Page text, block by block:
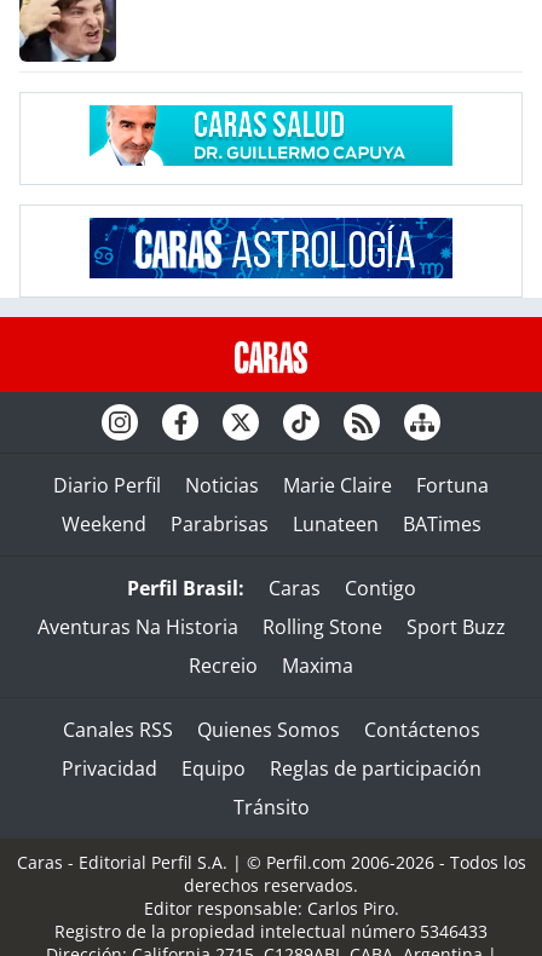
Diario Perfil Noticias Marie Claire
Fortuna
Weekend
Parabrisas Lunateen BATimes
Perfil Brasil: Caras
Contigo
Aventuras Na Historia
Rolling Stone
Sport Buzz
Recreio
Maxima
Canales RSS Quienes Somos
Contáctenos
Privacidad
Equipo
Reglas de participación
Tránsito
Caras - Editorial Perfil S.A. | © Perfil.com 2006-2026 - Todos los
derechos reservados.
Editor responsable: Carlos Piro.
Registro de la propiedad intelectual número 5346433